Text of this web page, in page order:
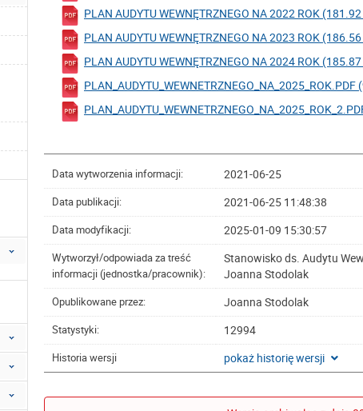
PLAN AUDYTU WEWNĘTRZNEGO NA 2022 ROK
PLAN AUDYTU WEWNĘTRZNEGO NA 2023 ROK
PLAN AUDYTU WEWNĘTRZNEGO NA 2024 ROK
PLAN_AUDYTU_WEWNETRZNEGO_NA_2025_ROK.PDF
Data wytworzenia informacji: 2021-06-25
Data publikacji: 2021-06-25 11:48:38
Data modyfikacji: 2025-01-09 15:30:57
Wytworzył/odpowiada za treść
informacji (jednostka/pracownik):
Stanowisko ds. Audytu
Joanna Stodolak
Opublikowane przez: Joanna Stodolak
Statystyki: 12994
Historia wersji pokaż historię wersji